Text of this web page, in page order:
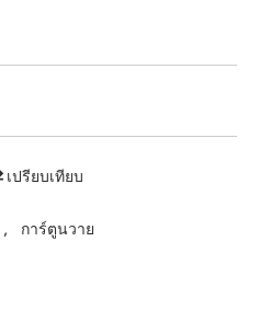
เปรียบเทียบ
, การ์ตูนวาย